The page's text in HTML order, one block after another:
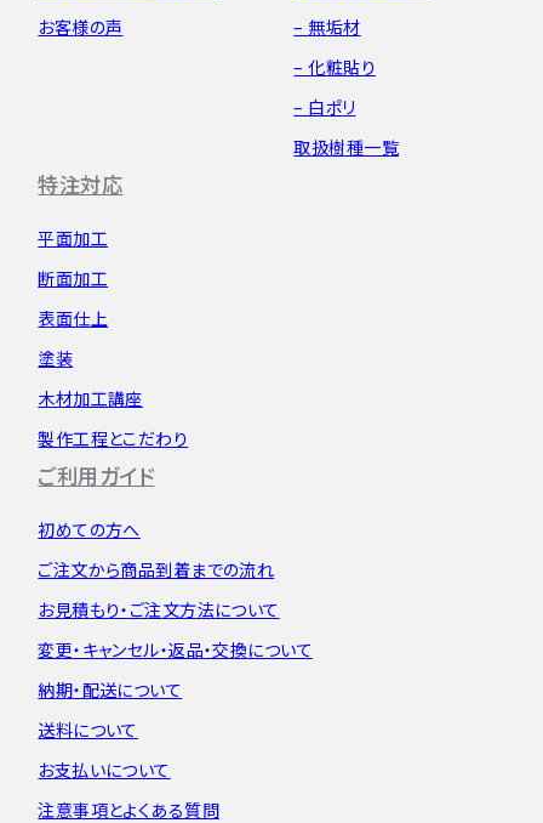
お客様の声
– 無垢材
– 化粧貼り
– 白ポリ
取扱樹種一覧
特注対応
平面加工
断面加工
表面仕上
塗装
木材加工講座
製作工程とこだわり
ご利用ガイド
初めての方へ
ご注文から商品到着までの流れ
お見積もり・ ご注文方法について
変更・キャンセル・返品・交換について
納期・配送について
送料について
お支払いについて
注意事項とよくある質問